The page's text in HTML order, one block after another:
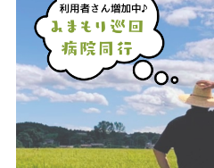
お問い合わせ
会員ページ